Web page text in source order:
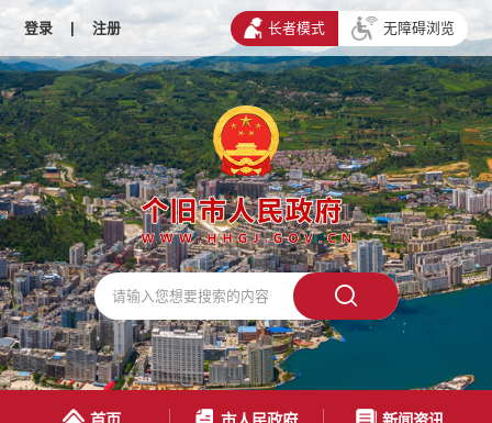
登录 | 注册 长者模式 无障碍浏览